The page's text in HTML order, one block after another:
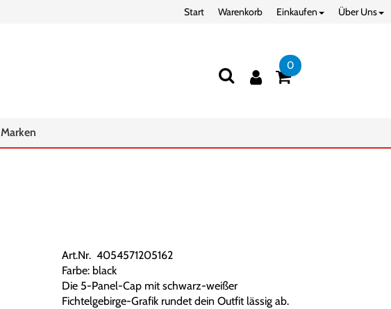
Start Warenkorb Einkaufen Über Uns
0
Marken
Art.Nr. 4054571205162
Farbe: black
Die 5-Panel-Cap mit schwarz-weißer
Fichtelgebirge-Grafik rundet dein Outfit lässig ab.